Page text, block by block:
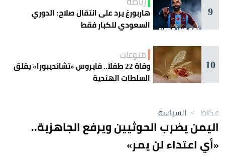
9
هاربورغ يرد على انتقال صلاح: الدوري
السعودي للكبار فقط
10
منوعات
وفاة 22 طفلاً.. فايروس «تشانديبورا» يقلق
السلطات الهندية
عكاظ > السياسة
اليمن يضرب الحوثيين ويرفع الجاهزية..
«أي اعتداء لن يمر»